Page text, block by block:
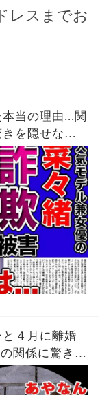
レスまでお
当の理由...関
を隠せな
の現在...過去
４月に離婚
関係に驚きを
婦の精神崩壊